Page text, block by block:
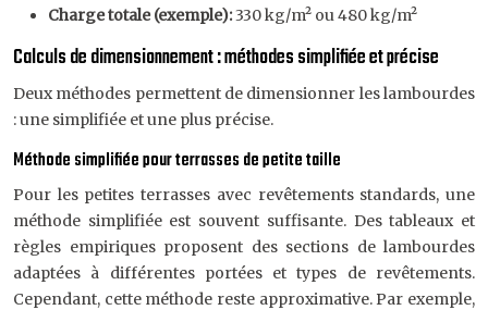
Charge totale (exemple):330 kg/m² ou 480 kg/m²
Calculs de dimensionnement : méthodes simplifiée et précise
Deux méthodes permettent de dimensionner les lambourdes
: une simplifiée et une plus précise.
Méthode simplifiée pour terrasses de petite taille
Pour les petites terrasses avec revêtements standards, une
méthode simplifiée est souvent suffisante. Des tableaux et
règles empiriques proposent des sections de lambourdes
adaptées à différentes portées et types de revêtements.
Cependant, cette méthode reste approximative. Par exemple,